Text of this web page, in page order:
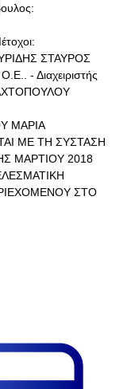
ΣΤΑΥΡΟΣ
- Διαχειριστής
ΜΑΡΙΑ
ΜΕ ΤΗ ΣΥΣΤΑΣΗ
ΜΑΡΤΙΟΥ 2018
ΣΤΟ